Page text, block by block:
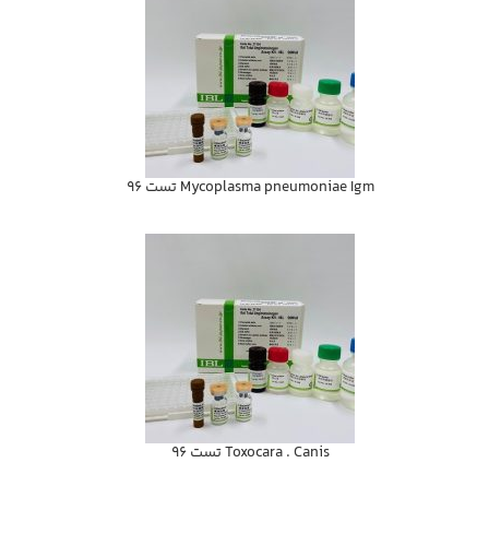
Mycoplasma pneumoniae Igm تست 96
Toxocara . Canis تست 96